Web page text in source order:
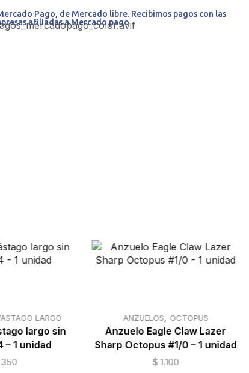
Pago, de Mercado libre. Recibimos pagos con las
afiliadas a Mercado pago
LARGO
largo sin
– 1 unidad
350
ANZUELOS, OCTOPUS
Anzuelo Eagle Claw Lazer
Sharp Octopus #1/0 – 1 unidad
$ 1.100